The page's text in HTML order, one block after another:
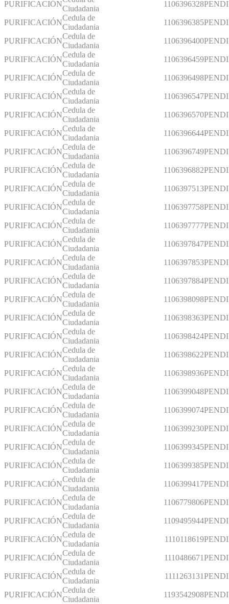
PURIFICACIÓN
Ciudadania
1106396328
PURIFICACIÓN
Cedula de
Ciudadania
1106396385
PURIFICACIÓN
Cedula de
Ciudadania
1106396400
PURIFICACIÓN
Cedula de
Ciudadania
1106396459
PURIFICACIÓN
Cedula de
Ciudadania
1106396498
PURIFICACIÓN
Cedula de
Ciudadania
1106396547
PURIFICACIÓN
Cedula de
Ciudadania
1106396570
PURIFICACIÓN
Cedula de
Ciudadania
1106396644
PURIFICACIÓN
Cedula de
Ciudadania
1106396749
PURIFICACIÓN
Cedula de
Ciudadania
1106396882
PURIFICACIÓN
Cedula de
Ciudadania
1106397513
PURIFICACIÓN
Cedula de
Ciudadania
1106397758
PURIFICACIÓN
Cedula de
Ciudadania
1106397777
PURIFICACIÓN
Cedula de
Ciudadania
1106397847
PURIFICACIÓN
Cedula de
Ciudadania
1106397853
PURIFICACIÓN
Cedula de
Ciudadania
1106397884
PURIFICACIÓN
Cedula de
Ciudadania
1106398098
PURIFICACIÓN
Cedula de
Ciudadania
1106398363
PURIFICACIÓN
Cedula de
Ciudadania
1106398424
PURIFICACIÓN
Cedula de
Ciudadania
1106398622
PURIFICACIÓN
Cedula de
Ciudadania
1106398936
PURIFICACIÓN
Cedula de
Ciudadania
1106399048
PURIFICACIÓN
Cedula de
Ciudadania
1106399074
PURIFICACIÓN
Cedula de
Ciudadania
1106399230
PURIFICACIÓN
Cedula de
Ciudadania
1106399345
PURIFICACIÓN
Cedula de
Ciudadania
1106399385
PURIFICACIÓN
Cedula de
Ciudadania
1106399417
PURIFICACIÓN
Cedula de
Ciudadania
1106779806
PURIFICACIÓN
Cedula de
Ciudadania
1109495944
PURIFICACIÓN
Cedula de
Ciudadania
1110118619
PURIFICACIÓN
Cedula de
Ciudadania
1110486671
PURIFICACIÓN
Cedula de
Ciudadania
1111263131
PURIFICACIÓN
Cedula de
Ciudadania
1193542908